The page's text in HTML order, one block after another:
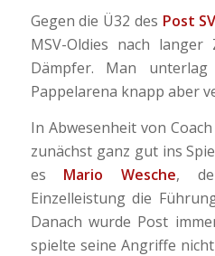
Gegen die Ü32 des Post
MSV-Oldies nach
Dämpfer. Man
Pappelarena knapp aber
In Abwesenheit von Coach
zunächst ganz gut ins
es Mario Wesche,
Einzelleistung die
Danach wurde Post
spielte seine Angriffe